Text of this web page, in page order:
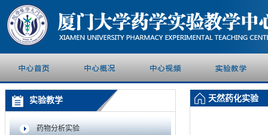
实验教学
药物分析实验
天然药化实验